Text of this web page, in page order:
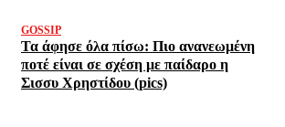
GOSSIP
Τα άφησε όλα πίσω: Πιο ανανεωμένη
ποτέ είναι σε σχέση με παίδαρο η
Σισσυ Χρηστίδου (pics)